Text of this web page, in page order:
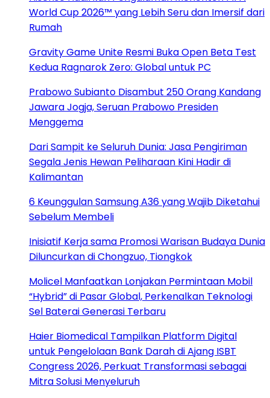
World Cup 2026™ yang Lebih Seru dan Imersif dari
Rumah
Gravity Game Unite Resmi Buka Open Beta Test
Kedua Ragnarok Zero: Global untuk PC
Prabowo Subianto Disambut 250 Orang Kandang
Jawara Jogja, Seruan Prabowo Presiden
Menggema
Dari Sampit ke Seluruh Dunia: Jasa Pengiriman
Segala Jenis Hewan Peliharaan Kini Hadir di
Kalimantan
6 Keunggulan Samsung A36 yang Wajib Diketahui
Sebelum Membeli
Inisiatif Kerja sama Promosi Warisan Budaya Dunia
Diluncurkan di Chongzuo, Tiongkok
Molicel Manfaatkan Lonjakan Permintaan Mobil
“Hybrid” di Pasar Global, Perkenalkan Teknologi
Sel Baterai Generasi Terbaru
Haier Biomedical Tampilkan Platform Digital
untuk Pengelolaan Bank Darah di Ajang ISBT
Congress 2026, Perkuat Transformasi sebagai
Mitra Solusi Menyeluruh